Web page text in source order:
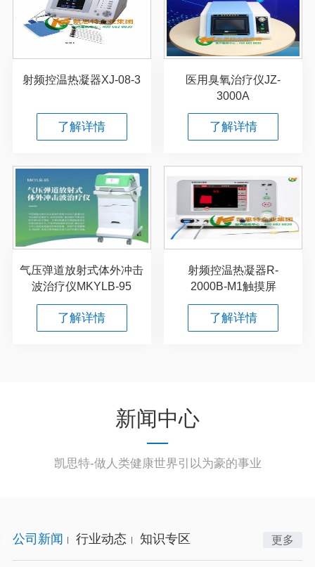
射频控温热凝器XJ-08-3
了解详情
医用臭氧治疗仪JZ-
3000A
了解详情
气压弹道放射式体外冲击
波治疗仪MKYLB-95
了解详情
射频控温热凝器R-
2000B-M1触摸屏
了解详情
新闻中心
凯思特-做人类健康世界引以为豪的事业
公司新闻 行业动态 知识专区 更多